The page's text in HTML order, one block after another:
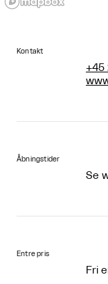
Kontakt
+45
Åbningstider
Se
Entre pris
Fri